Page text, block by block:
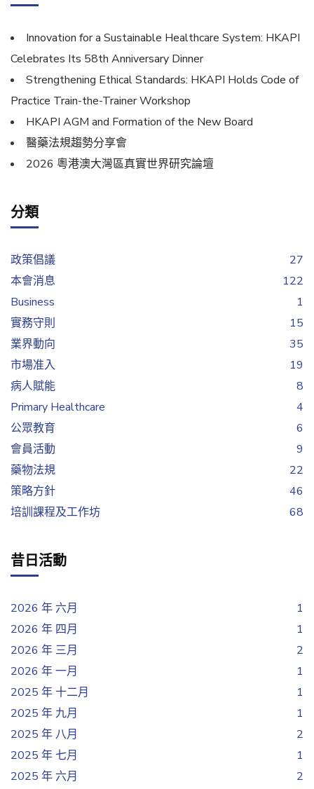
Innovation for a Sustainable Healthcare System: HKAPI
Celebrates Its 58th Anniversary Dinner
Strengthening Ethical Standards: HKAPI Holds Code of
Practice Train-the-Trainer Workshop
HKAPI AGM and Formation of the New Board
醫藥法規趨勢分享會
2026 粵港澳大灣區真實世界研究論壇
分類
政策倡議
27
本會消息
122
Business
1
實務守則
15
業界動向
35
市場准入
19
病人賦能
8
Primary Healthcare
4
公眾教育
6
會員活動
9
藥物法規
22
策略方針
46
培訓課程及工作坊
68
昔日活動
2026 年 六月
1
2026 年 四月
1
2026 年 三月
2
2026 年 一月
1
2025 年 十二月
1
2025 年 九月
1
2025 年 八月
2
2025 年 七月
1
2025 年 六月
2